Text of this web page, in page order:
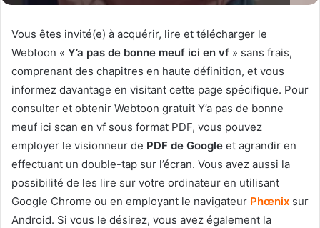
Vous êtes invité(e) à acquérir, lire et télécharger le
Webtoon « Y’a pas de bonne meuf ici en vf » sans frais,
comprenant des chapitres en haute définition, et vous
informez davantage en visitant cette page spécifique. Pour
consulter et obtenir Webtoon gratuit Y’a pas de bonne
meuf ici scan en vf sous format PDF, vous pouvez
employer le visionneur de PDF de Google et agrandir en
effectuant un double-tap sur l’écran. Vous avez aussi la
possibilité de les lire sur votre ordinateur en utilisant
Google Chrome ou en employant le navigateur Phœnix sur
Android. Si vous le désirez, vous avez également la